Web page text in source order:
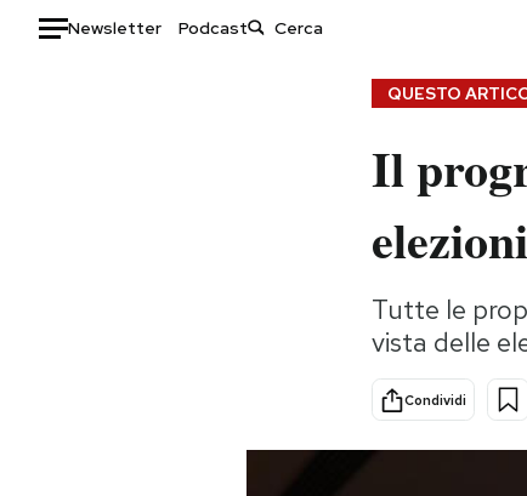
Newsletter Podcast
Storie/Idee
Ok Boomer!
Altrecose
QUESTO
Il
Tutte le
vista delle
Condividi